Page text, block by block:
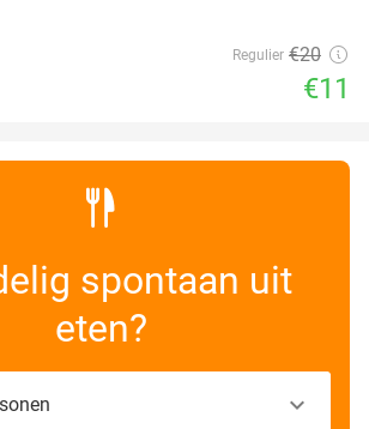
Regulier €20
€11
spontaan uit
eten?